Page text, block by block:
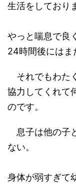
生活をしており
やっと喘息で良
24時間後にはま
それでもわた
協力してくれて
のです。
息子は他の子
ない。
身体が弱すぎて